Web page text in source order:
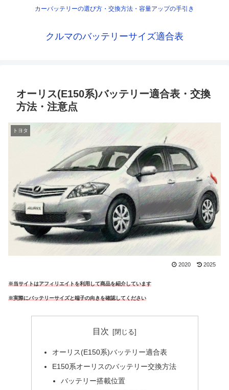
カーバッテリーの選び方・交換方法・容量アップの手引き
クルマのバッテリーサイズ適合表
オーリス(E150系)バッテリー適合表・交換
方法・注意点
トヨタ
2020 2025
※当サイトはアフィリエイトを利用して商品を紹介しています
※実際にバッテリーサイズと端子の向きを確認してください
目次
オーリス(E150系)バッテリー適合表
E150系オーリスのバッテリー交換方法
バッテリー搭載位置